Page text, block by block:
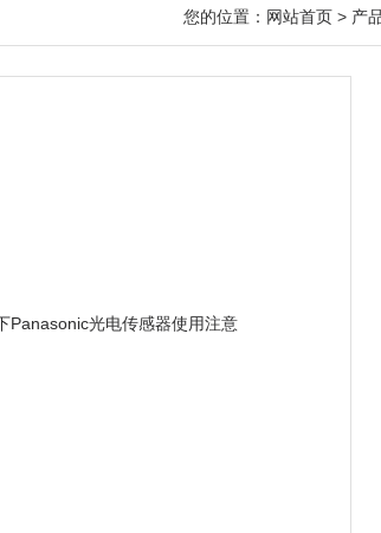
您的位置： 网站首页 > 产